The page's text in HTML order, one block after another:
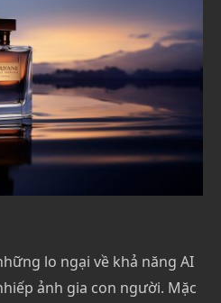
lo ngại về khả năng AI
ảnh gia con người. Mặc